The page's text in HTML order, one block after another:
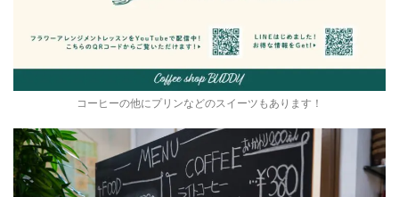
コーヒーの他にプリンなどのスイーツもあります！